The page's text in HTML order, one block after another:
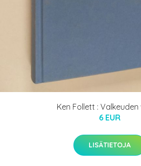
Ken Follett :
6 EUR
LISÄTIETOJA